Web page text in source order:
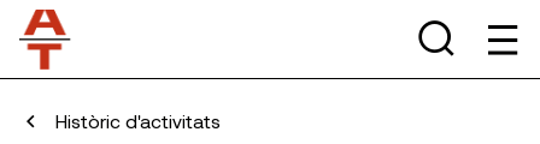
Històric d'activitats